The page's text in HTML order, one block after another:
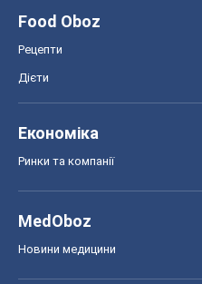
Food Oboz
Рецепти
Дієти
Економіка
Ринки та компанії
MedOboz
Новини медицини